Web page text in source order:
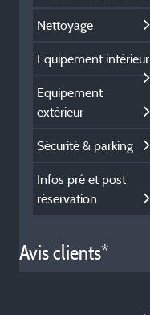
Nettoyage
Equipement intérieur
Equipement
extérieur
Sécurité & parking
Infos pré et post
réservation
Avis clients*